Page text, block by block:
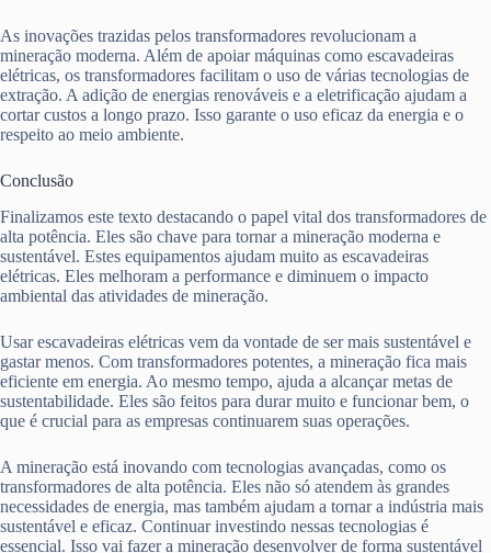
As inovações trazidas pelos transformadores revolucionam a
mineração moderna. Além de apoiar máquinas como escavadeiras
elétricas, os transformadores facilitam o uso de várias tecnologias de
extração. A adição de energias renováveis e a eletrificação ajudam a
cortar custos a longo prazo. Isso garante o uso eficaz da energia e o
respeito ao meio ambiente.
Conclusão
Finalizamos este texto destacando o papel vital dos transformadores de
alta potência. Eles são chave para tornar a mineração moderna e
sustentável. Estes equipamentos ajudam muito as escavadeiras
elétricas. Eles melhoram a performance e diminuem o impacto
ambiental das atividades de mineração.
Usar escavadeiras elétricas vem da vontade de ser mais sustentável e
gastar menos. Com transformadores potentes, a mineração fica mais
eficiente em energia. Ao mesmo tempo, ajuda a alcançar metas de
sustentabilidade. Eles são feitos para durar muito e funcionar bem, o
que é crucial para as empresas continuarem suas operações.
A mineração está inovando com tecnologias avançadas, como os
transformadores de alta potência. Eles não só atendem às grandes
necessidades de energia, mas também ajudam a tornar a indústria mais
sustentável e eficaz. Continuar investindo nessas tecnologias é
essencial. Isso vai fazer a mineração desenvolver de forma sustentável